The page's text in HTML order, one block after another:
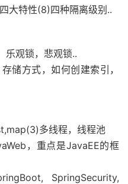
大特性(8)四种隔离级别..
乐观锁，悲观锁..
储方式，如何创建索引，
多线程，线程池
，重点是JavaEE的框
SpringSecurity,